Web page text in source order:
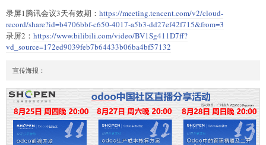
录屏1腾讯会议3天有效期： https://meeting.tencent.com/v2/cloud-
record/share?id=b4706bbf-c650-4017-a5b3-dd27ef42f715&from=3
录屏2： https://www.bilibili.com/video/BV1Sg411D7ff?
vd_source=172ed9039feb7b64433b06ba4bf57132